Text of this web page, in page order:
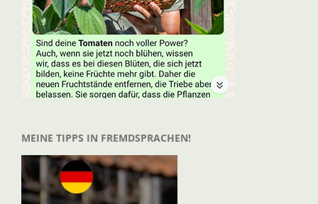
MEINE TIPPS IN FREMDSPRACHEN!